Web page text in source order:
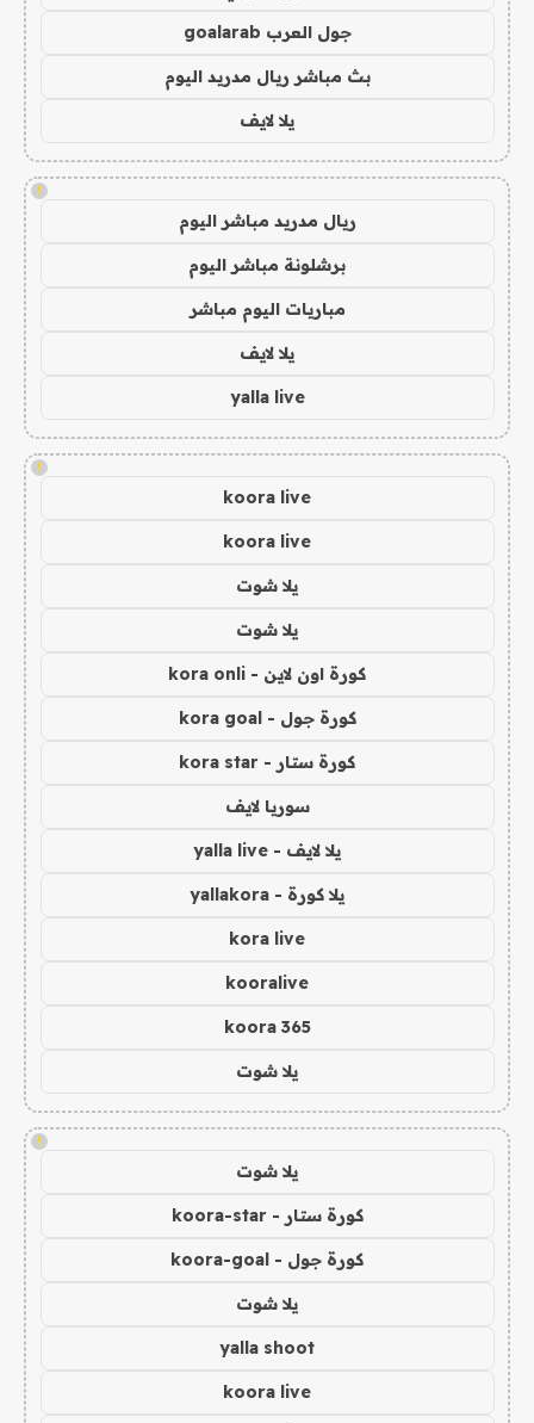
جول العرب goalarab
بث مباشر ريال مدريد اليوم
يلا لايف
!
ريال مدريد مباشر اليوم
برشلونة مباشر اليوم
مباريات اليوم مباشر
يلا لايف
yalla live
!
koora live
koora live
يلا شوت
يلا شوت
كورة اون لاين - kora onli
كورة جول - kora goal
كورة ستار - kora star
سوريا لايف
يلا لايف - yalla live
يلا كورة - yallakora
kora live
kooralive
koora 365
يلا شوت
!
يلا شوت
كورة ستار - koora-star
كورة جول - koora-goal
يلا شوت
yalla shoot
koora live